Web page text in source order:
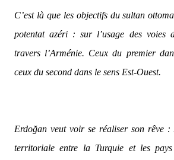
C’est là que les objectifs du sultan
potentat azéri : sur l’usage des voies
travers l’Arménie. Ceux du premier
ceux du second dans le sens Est-Ouest.
Erdoğan veut voir se réaliser son rêve
territoriale entre la Turquie et les pays